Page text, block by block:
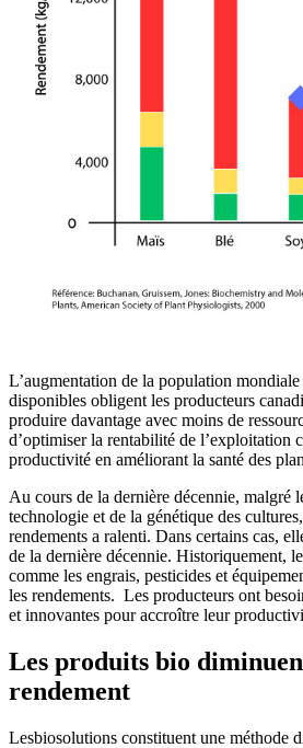
L’augmentation de la population
disponibles obligent les producteurs
produire davantage avec moins de
d’optimiser la rentabilité de l’exploitation
productivité en améliorant la santé des
Au cours de la dernière décennie, malgré
technologie et de la génétique des
rendements a ralenti. Dans certains cas,
de la dernière décennie. Historiquement,
comme les engrais, pesticides et
les rendements. Les producteurs ont
et innovantes pour accroître leur
Les produits bio
rendement
Lesbiosolutions constituent une méthode